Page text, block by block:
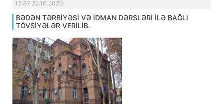
12:37 22.10.2020
BƏDƏN TƏRBİYƏSİ VƏ İDMAN DƏRSLƏRİ İLƏ BAĞLI
TÖVSİYƏLƏR VERİLİB.